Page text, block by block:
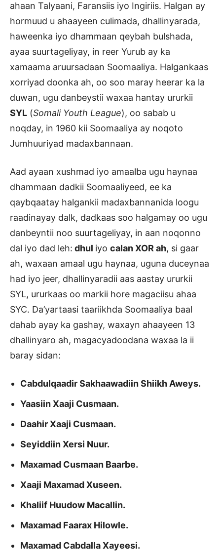
ahaan Talyaani, Faransiis iyo Ingiriis. Halgan ay
hormuud u ahaayeen culimada, dhallinyarada,
haweenka iyo dhammaan qeybah bulshada,
ayaa suurtageliyay, in reer Yurub ay ka
xamaama aruursadaan Soomaaliya. Halgankaas
xorriyad doonka ah, oo soo maray heerar ka la
duwan, ugu danbeystii waxaa hantay ururkii
SYL (Somali Youth League), oo sabab u
noqday, in 1960 kii Soomaaliya ay noqoto
Jumhuuriyad madaxbannaan.
Aad ayaan xushmad iyo amaalba ugu haynaa
dhammaan dadkii Soomaaliyeed, ee ka
qaybqaatay halgankii madaxbannanida loogu
raadinayay dalk, dadkaas soo halgamay oo ugu
danbeyntii noo suurtageliyay, in aan noqonno
dal iyo dad leh: dhul iyo calan XOR ah, si gaar
ah, waxaan amaal ugu haynaa, uguna duceynaa
had iyo jeer, dhallinyaradii aas aastay ururkii
SYL, ururkaas oo markii hore magaciisu ahaa
SYC. Da’yartaasi taariikhda Soomaaliya baal
dahab ayay ka gashay, waxayn ahaayeen 13
dhallinyaro ah, magacyadoodana waxaa la ii
baray sidan:
Cabdulqaadir Sakhaawadiin Shiikh Aweys.
Yaasiin Xaaji Cusmaan.
Daahir Xaaji Cusmaan.
Seyiddiin Xersi Nuur.
Maxamad Cusmaan Baarbe.
Xaaji Maxamad Xuseen.
Khaliif Huudow Macallin.
Maxamad Faarax Hilowle.
Maxamad Cabdalla Xayeesi.